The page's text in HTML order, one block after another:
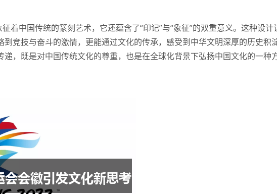
着中国传统的篆刻艺术，它还蕴含了“印记”与“象征”的双重意义。这种设计
竞技与奋斗的激情，更能通过文化的传承，感受到中华文明深厚的历史积
，既是对中国传统文化的尊重，也是在全球化背景下弘扬中国文化的一种